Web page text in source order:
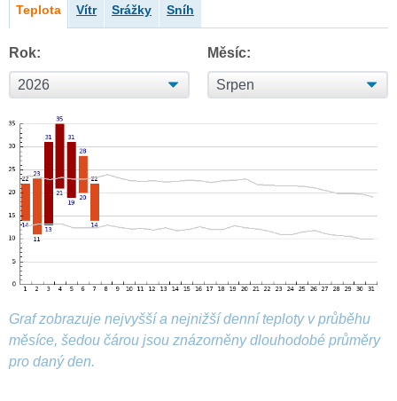
Teplota Vítr Srážky Sníh
Rok: Měsíc:
Graf zobrazuje nejvyšší a nejnižší denní teploty v průběhu
měsíce, šedou čárou jsou znázorněny dlouhodobé průměry
pro daný den.